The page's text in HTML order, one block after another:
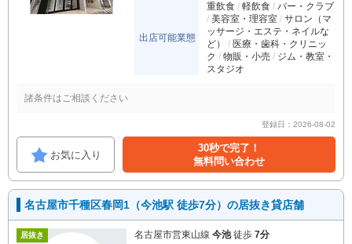
出店可能業態
重飲食 軽飲食
バー・クラブ
美容室・理容室
サロン（マ
ッサージ・エステ・ネイルな
ど）
医療・歯科・クリニッ
ク
物販・小売
ジム・教室・
スタジオ
諸条件はご相談ください
登録日：2026-08-02
お気に入り
30秒で完了！
無料問い合わせ
名古屋市千種区春岡1（今池駅 徒歩7分）の居抜き貸店舗
居抜き 名古屋市営東山線 今池徒歩 7分